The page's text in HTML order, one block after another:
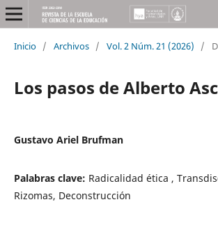
Inicio / Archivos / Vol. 2 Núm. 21 (2026) /
Los pasos de Alberto
Gustavo Ariel Brufman
Palabras clave: Radicalidad ética ,
Rizomas, Deconstrucción